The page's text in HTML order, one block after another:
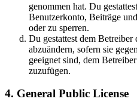
genommen hat. Du
Benutzerkonto, Beiträge
oder zu sperren.
Du gestattest dem
abzuändern, sofern sie
geeignet sind, dem
zuzufügen.
4. General Public License